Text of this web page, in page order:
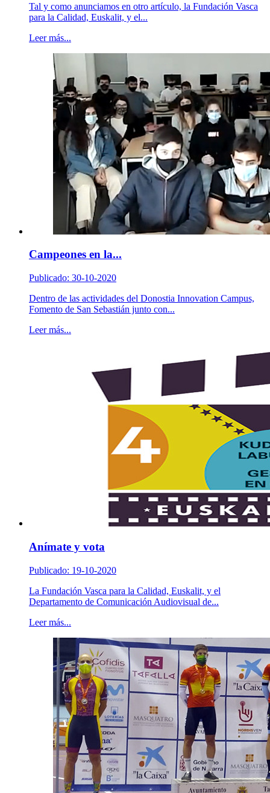
Tal y como anunciamos en otro artículo, la Fundación Vasca
para la Calidad, Euskalit, y el...
Leer más...
Campeones en la...
Publicado: 30-10-2020
Dentro de las actividades del Donostia Innovation Campus,
Fomento de San Sebastián junto con...
Leer más...
Anímate y vota
Publicado: 19-10-2020
La Fundación Vasca para la Calidad, Euskalit, y el
Departamento de Comunicación Audiovisual de...
Leer más...